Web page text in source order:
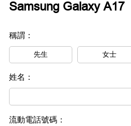
Samsung Galaxy A17
稱謂：
先生 女士
姓名：
流動電話號碼：